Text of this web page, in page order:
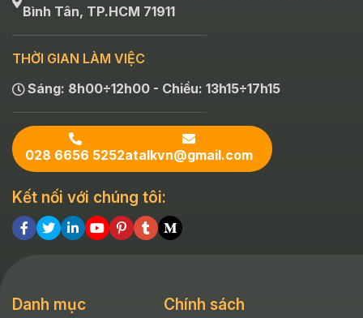
Bình Tân, TP.HCM 71911
THỜI GIAN LÀM VIỆC
Sáng: 8h00÷12h00 - Chiều: 13h15÷17h15
028 6656 5252atalkvn@gmail.com
Kết nối với chúng tôi:
Danh mục Chính sách